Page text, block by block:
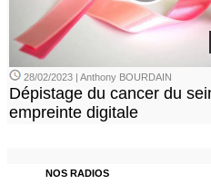
28/02/2023 | Anthony BOURDAIN
Dépistage du cancer du
empreinte digitale
NOS RADIOS